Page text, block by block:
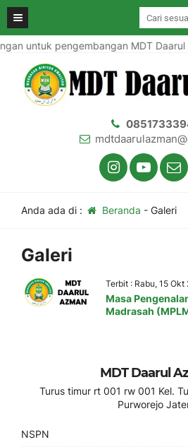
untuk pengembangan MDT Daarul
Anda ada di : Beranda - Galeri
Galeri
Terbit : Rabu, 15 Okt
Masa
Madrasah
MDT Daarul
Turus timur rt 001 rw 001 Kel.
Purworejo
NSPN